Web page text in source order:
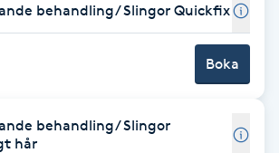
behandling/ Slingor Quickfix
Boka
behandling/ Slingor
hår